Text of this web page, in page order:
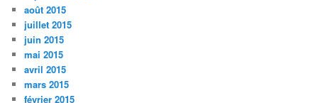
août 2015
juillet 2015
juin 2015
mai 2015
avril 2015
mars 2015
février 2015